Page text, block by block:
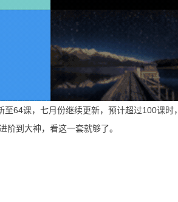
64课，七月份继续更新，预计超过100课时，
到大神，看这一套就够了。